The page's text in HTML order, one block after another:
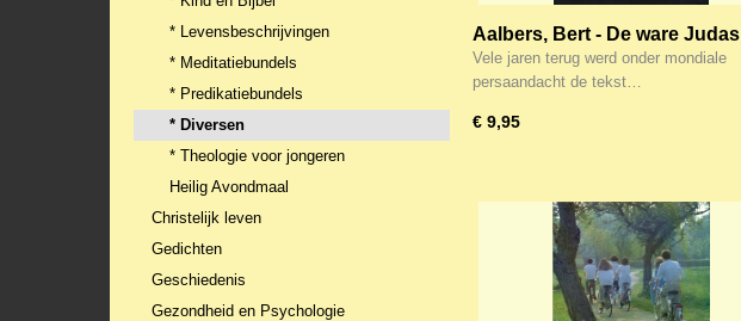
* Levensbeschrijvingen
* Meditatiebundels
* Predikatiebundels
* Diversen
* Theologie voor jongeren
Heilig Avondmaal
Christelijk leven
Gedichten
Geschiedenis
Gezondheid en Psychologie
Aalbers, Bert - De ware Judas
Vele jaren terug werd onder mondiale
persaandacht de tekst…
€ 9,95